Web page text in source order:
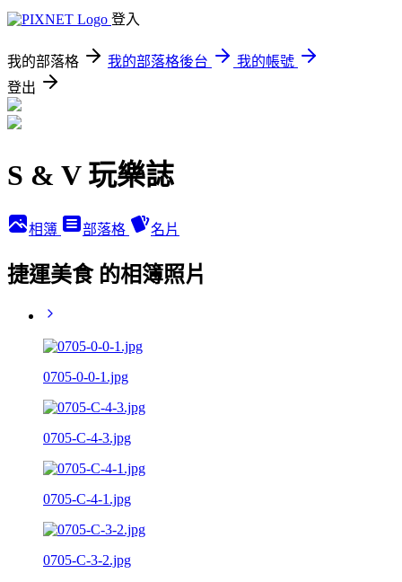
登入
我的部落格 我的部落格後台
我的帳號
登出
S & V 玩樂誌
相簿 部落格 名片
捷運美食 的相簿照片
0705-0-0-1.jpg
0705-C-4-3.jpg
0705-C-4-1.jpg
0705-C-3-2.jpg